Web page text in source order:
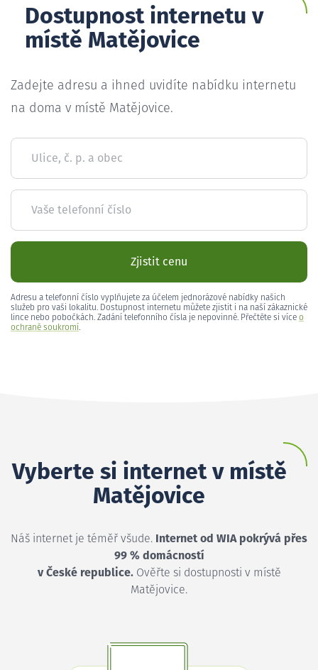
Dostupnost internetu v
místě Matějovice
Zadejte adresu a ihned uvidíte nabídku internetu
na doma v místě Matějovice.
Ulice, č. p. a obec
Vaše telefonní číslo
Zjistit cenu
Adresu a telefonní číslo vyplňujete za účelem jednorázové nabídky našich
služeb pro vaši lokalitu. Dostupnost internetu můžete zjistit i na naší zákaznické
lince nebo pobočkách. Zadání telefonního čísla je nepovinné. Přečtěte si více o
ochraně soukromí.
Vyberte si internet v místě
Matějovice
Náš internet je téměř všude. Internet od WIA pokrývá přes
99 % domácností
v České republice.Ověřte si dostupnosti v místě
Matějovice.